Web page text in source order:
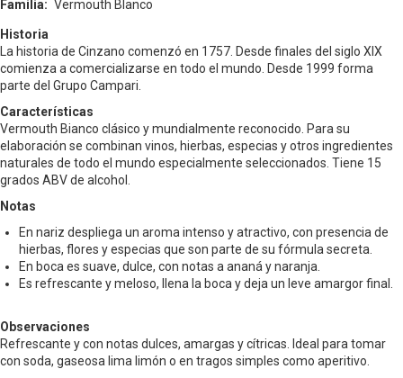
Familia Vermouth Blanco
Historia
La historia de Cinzano comenzó en 1757. Desde finales del siglo XIX
comienza a comercializarse en todo el mundo. Desde 1999 forma
parte del Grupo Campari.
Características
Vermouth Bianco clásico y mundialmente reconocido. Para su
elaboración se combinan vinos, hierbas, especias y otros ingredientes
naturales de todo el mundo especialmente seleccionados. Tiene 15
grados ABV de alcohol.
Notas
En nariz despliega un aroma intenso y atractivo, con presencia de
hierbas, flores y especias que son parte de su fórmula secreta.
En boca es suave, dulce, con notas a ananá y naranja.
Es refrescante y meloso, llena la boca y deja un leve amargor final.
Observaciones
Refrescante y con notas dulces, amargas y cítricas. Ideal para tomar
con soda, gaseosa lima limón o en tragos simples como aperitivo.